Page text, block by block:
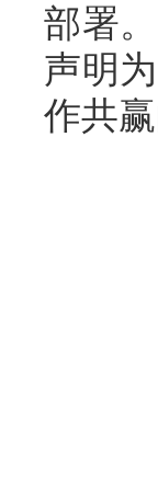
部署
声明
作共